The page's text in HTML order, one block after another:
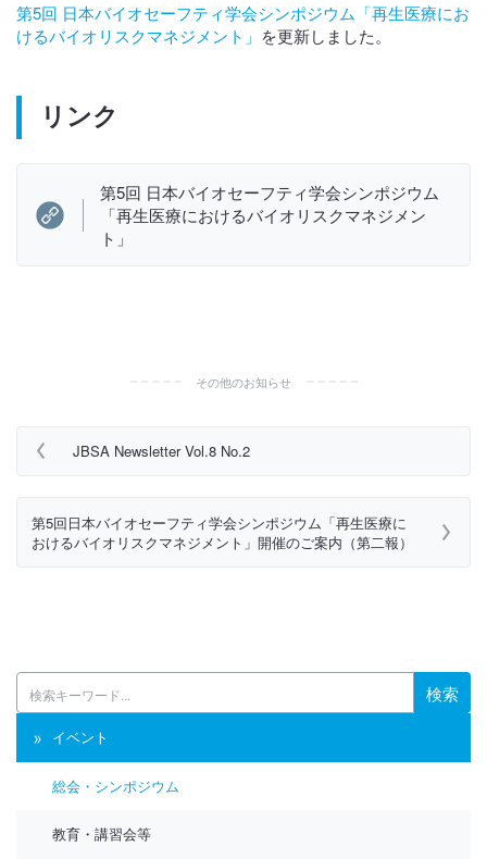
第5回 日本バイオセーフティ学会シンポジウム「再生医療にお
けるバイオリスクマネジメント」 を更新しました。
リンク
第5回 日本バイオセーフティ学会シンポジウム
「再生医療におけるバイオリスクマネジメン
ト」
その他のお知らせ
JBSA Newsletter Vol.8 No.2
第5回日本バイオセーフティ学会シンポジウム「再生医療に
おけるバイオリスクマネジメント」開催のご案内（第二報）
検索
イベント
総会・シンポジウム
教育・講習会等